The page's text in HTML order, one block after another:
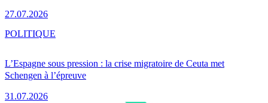
27.07.2026
L’Espagne sous pression : la crise migratoire de Ceuta met
Schengen à l’épreuve
31.07.2026
POLITIQUE